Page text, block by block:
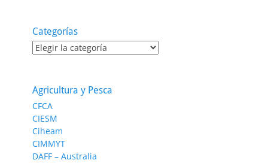
Categorías
Categorías
Agricultura y Pesca
CFCA
CIESM
Ciheam
CIMMYT
DAFF – Australia